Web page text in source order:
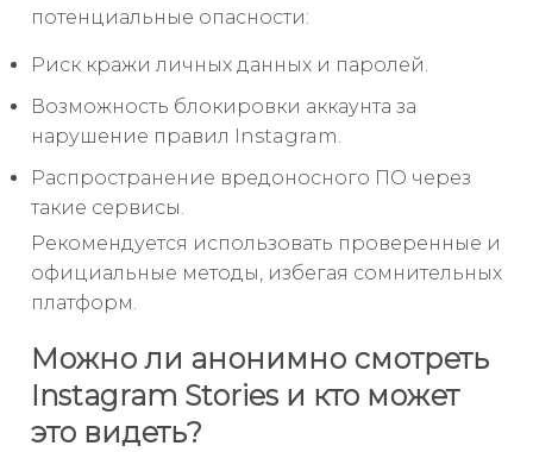
потенциальные опасности:
Риск кражи личных данных и паролей.
Возможность блокировки аккаунта за
нарушение правил Instagram.
Распространение вредоносного ПО через
такие сервисы.
Рекомендуется использовать проверенные и
официальные методы, избегая сомнительных
платформ.
Можно ли анонимно смотреть
Instagram Stories и кто может
это видеть?